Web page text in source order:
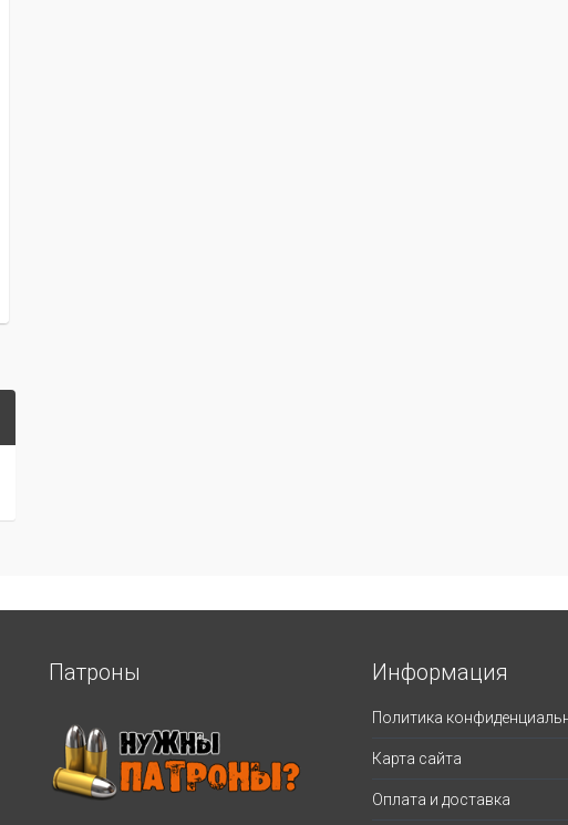
Патроны Информация
Политика
Карта сайта
Оплата и доставка